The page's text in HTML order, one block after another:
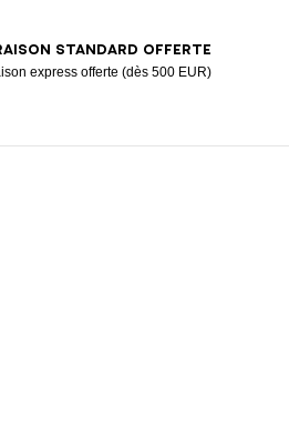
STANDARD OFFERTE
express offerte (dès 500 EUR)